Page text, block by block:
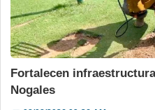
Fortalecen
Nogales